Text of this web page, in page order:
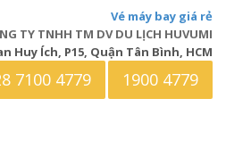
Vé máy bay giá rẻ
TY TNHH TM DV DU LỊCH HUVUMI
Huy Ích, P15, Quận Tân Bình, HCM
7100 4779 1900 4779